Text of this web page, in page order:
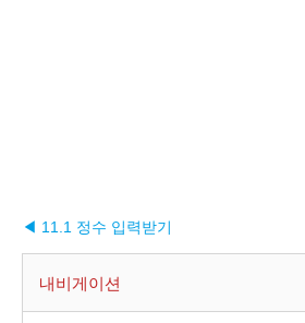
◀ 11.1 정수 입력받기
내비게이션